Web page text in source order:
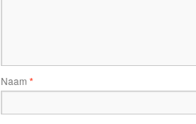
Naam *